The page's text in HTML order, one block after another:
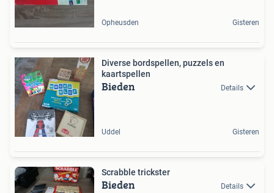
Opheusden Gisteren
Diverse bordspellen, puzzels en
kaartspellen
Bieden Details
Uddel Gisteren
Scrabble trickster
Bieden Details